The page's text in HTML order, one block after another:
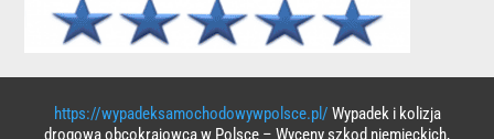
https://wypadeksamochodowywpolsce.pl/ Wypadek i kolizja
drogowa obcokrajowca w Polsce – Wyceny szkod niemieckich,